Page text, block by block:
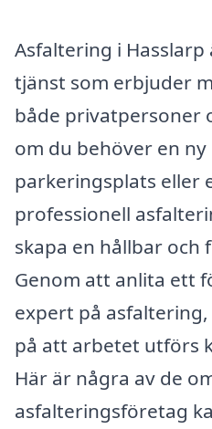
Asfaltering i Hasslarp
tjänst som erbjuder
både privatpersoner
om du behöver en
parkeringsplats eller
professionell
skapa en hållbar och
Genom att anlita ett
expert på
på att arbetet utförs
Här är några av de
asfalteringsföretag